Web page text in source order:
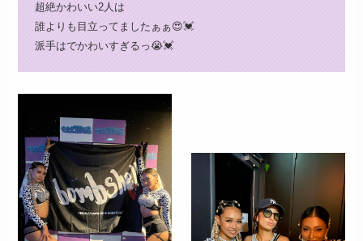
超絶かわいい2人は
誰よりも目立ってましたぁぁ😍💓
派手はでかわいすぎるっ😭💓